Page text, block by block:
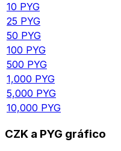
10 PYG
25 PYG
50 PYG
100 PYG
500 PYG
1,000 PYG
5,000 PYG
10,000 PYG
CZK a PYG gráfico